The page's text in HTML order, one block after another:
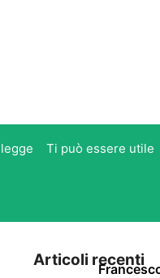
Ti può essere utile
Articoli recenti